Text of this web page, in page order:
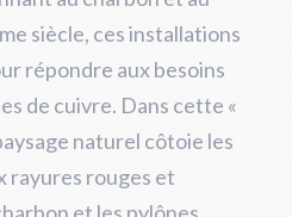
siècle, ces installations
répondre aux besoins
de cuivre. Dans cette «
naturel côtoie les
rayures rouges et